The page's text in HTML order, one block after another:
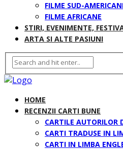
FILME SUD-
FILME AFRICANE
STIRI, EVENIMENTE,
ARTA SI ALTE PASIUNI
HOME
RECENZII CARTI BUNE
CARTILE AUTORILOR
CARTI TRADUSE IN
CARTI IN LIMBA